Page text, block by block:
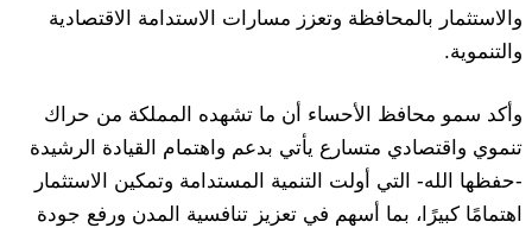
والاستثمار بالمحافظة وتعزز مسارات الاستدامة الاقتصادية
والتنموية.
وأكد سمو محافظ الأحساء أن ما تشهده المملكة من حراك
تنموي واقتصادي متسارع يأتي بدعم واهتمام القيادة الرشيدة
-حفظها الله- التي أولت التنمية المستدامة وتمكين الاستثمار
اهتمامًا كبيرًا، بما أسهم في تعزيز تنافسية المدن ورفع جودة